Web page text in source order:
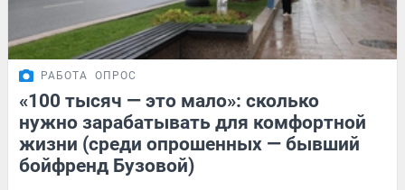
РАБОТА ОПРОС
«100 тысяч — это мало»: сколько
нужно зарабатывать для комфортной
жизни (среди опрошенных — бывший
бойфренд Бузовой)